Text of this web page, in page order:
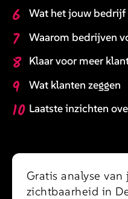
6 Wat het jouw
7 Waarom bedrijven
8 Klaar voor meer
9 Wat klanten zeggen
10 Laatste inzichten
Gratis analyse van
zichtbaarheid in